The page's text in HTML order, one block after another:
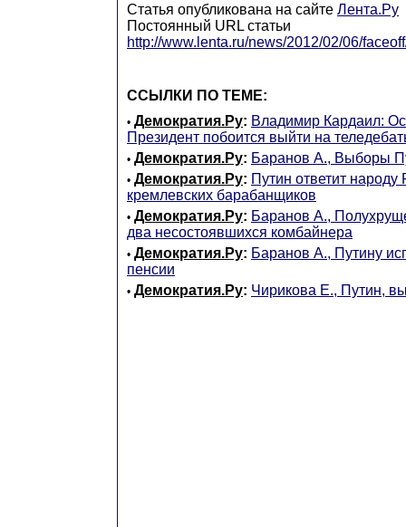
Статья опубликована на сайте Лента.Ру
Постоянный URL статьи
http://www.lenta.ru/news/2012/02/06/
ССЫЛКИ ПО ТЕМЕ:
• Демократия.Ру: Владимир Кардаил:
Президент побоится выйти на
• Демократия.Ру: Баранов А., Выборы
• Демократия.Ру: Путин ответит народу
кремлевских барабанщиков
• Демократия.Ру: Баранов А.,
два несостоявшихся комбайнера
• Демократия.Ру: Баранов А., Путину
пенсии
• Демократия.Ру: Чирикова Е., Путин,